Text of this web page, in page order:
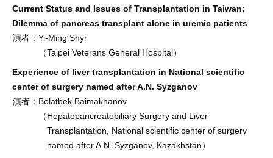
Current Status and Issues of Transplantation in Taiwan:
Dilemma of pancreas transplant alone in uremic patients
演者： Yi-Ming Shyr
（Taipei Veterans General Hospital）
Experience of liver transplantation in National scientific
center of surgery named after A.N. Syzganov
演者： Bolatbek Baimakhanov
（Hepatopancreatobiliary Surgery and Liver
Transplantation, National scientific center of surgery
named after A.N. Syzganov, Kazakhstan）